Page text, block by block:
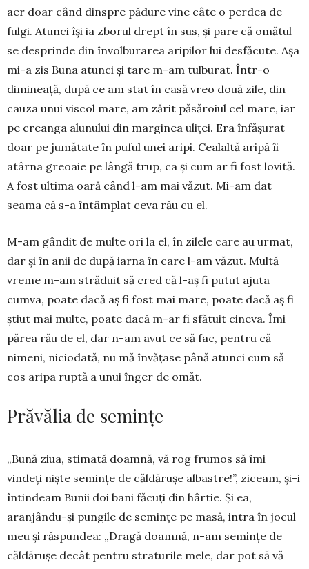
aer doar când dinspre pădure vine câte o perdea de
fulgi. Atunci își ia zborul drept în sus, și pare că omă­tul
se desprinde din învol­bu­ra­rea aripilor lui desfă­cu­te. Așa
mi-a zis Buna atunci și tare m-am tul­bu­rat. Într-o
dimineață, după ce am stat în casă vreo două zile, din
cau­za unui viscol mare, am zărit păsă­roiul cel mare, iar
pe creanga alu­nului din mar­­ginea uliței. Era înfă­șu­rat
doar pe jumătate în puful unei aripi. Cealaltă aripă îi
atârna greoaie pe lângă trup, ca și cum ar fi fost lovită.
A fost ultima oară când l-am mai văzut. Mi-am dat
seama că s-a întâmplat ceva rău cu el.
M-am gândit de multe ori la el, în zilele care au urmat,
dar și în anii de după iarna în care l-am văzut. Multă
vreme m-am străduit să cred că l-aș fi putut ajuta
cumva, poate dacă aș fi fost mai mare, poate dacă aș fi
știut mai multe, poate dacă m-ar fi sfătuit cineva. Îmi
părea rău de el, dar n-am avut ce să fac, pentru că
nimeni, niciodată, nu mă învățase până atunci cum să
cos aripa ruptă a unui înger de omăt.
Prăvălia de semințe
„Bună ziua, stimată doamnă, vă rog frumos să îmi
vindeți niște semințe de căldărușe albastre!”, ziceam, și-i
întindeam Bunii doi bani făcuți din hâr­tie. Și ea,
aranjându-și pungile de semințe pe ma­să, intra în jocul
meu și răspundea: „Dragă doam­nă, n-am semințe de
căldărușe decât pentru stra­tu­rile mele, dar pot să vă